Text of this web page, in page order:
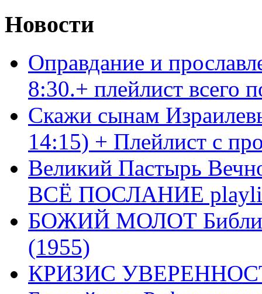
Новости
Оправдание и
8:30.+ плейлист
Скажи сынам
14:15) + Плейлист с
Великий Пастырь
ВСЁ ПОСЛАНИЕ
БОЖИЙ МОЛОТ Библия
(1955)
КРИЗИС